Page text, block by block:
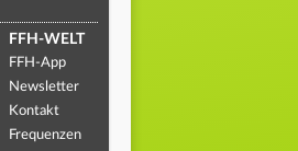
FFH-WELT
FFH-App
Newsletter
Kontakt
Frequenzen